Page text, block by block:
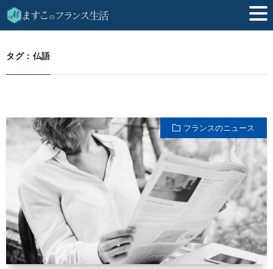
HOME 仏語
タグ：仏語
フランスのニュース